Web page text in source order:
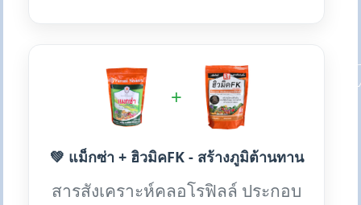
+
💚 แม็กซ่า + ฮิวมิคFK - สร้างภูมิต้านทาน
สารสังเคราะห์คลอโรฟิลล์ ประกอบ